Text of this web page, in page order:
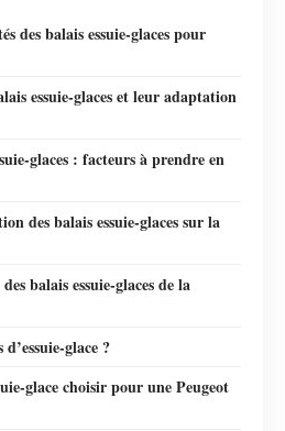
des balais essuie-glaces pour
essuie-glaces et leur adaptation
glaces : facteurs à prendre en
des balais essuie-glaces sur la
balais essuie-glaces de la
glace ?
glace choisir pour une Peugeot